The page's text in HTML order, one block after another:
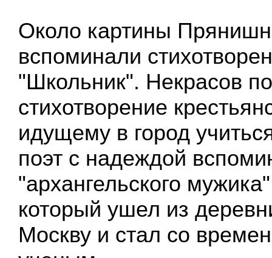
Около картины
вспоминали
"Школьник". Некрасов
стихотворение
идущему в город
поэт с надеждой
"архангельского
который ушел из
Москву и стал со